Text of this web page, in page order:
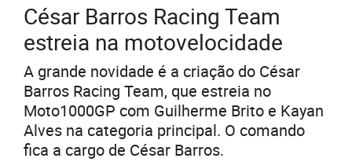
César Barros Racing Team
estreia na motovelocidade
A grande novidade é a criação do César
Barros Racing Team, que estreia no
Moto1000GP com Guilherme Brito e Kayan
Alves na categoria principal. O comando
fica a cargo de César Barros.